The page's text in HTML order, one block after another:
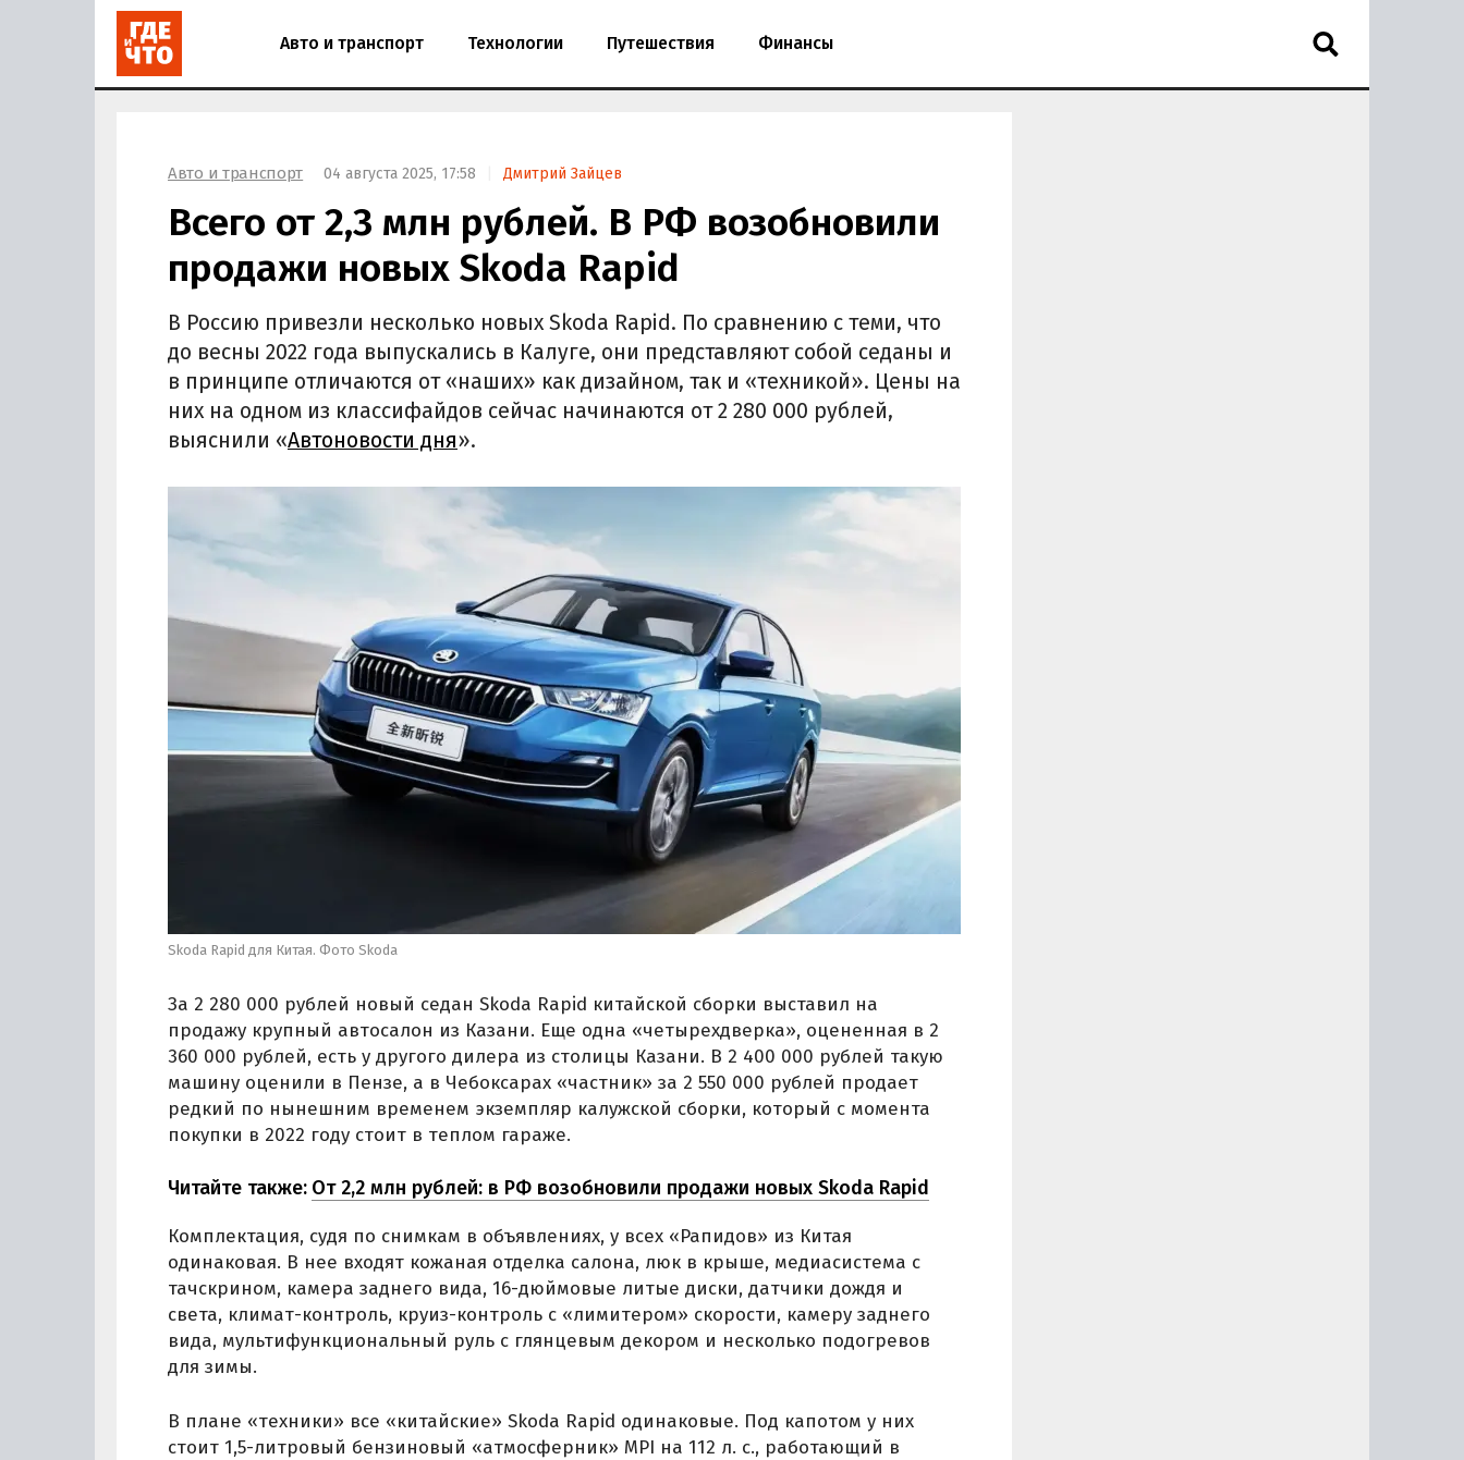
Авто и транспорт Технологии Путешествия Финансы
Авто и транспорт 04 августа 2025, 17:58 Дмитрий Зайцев
Всего от 2,3 млн рублей. В РФ возобновили
продажи новых Skoda Rapid
В Россию привезли несколько новых Skoda Rapid. По сравнению с теми, что
до весны 2022 года выпускались в Калуге, они представляют собой седаны и
в принципе отличаются от «наших» как дизайном, так и «техникой». Цены на
них на одном из классифайдов сейчас начинаются от 2 280 000 рублей,
выяснили «Автоновости дня».
Skoda Rapid для Китая. Фото Skoda
За 2 280 000 рублей новый седан Skoda Rapid китайской сборки выставил на
продажу крупный автосалон из Казани. Еще одна «четырехдверка», оцененная в 2
360 000 рублей, есть у другого дилера из столицы Казани. В 2 400 000 рублей такую
машину оценили в Пензе, а в Чебоксарах «частник» за 2 550 000 рублей продает
редкий по нынешним временем экземпляр калужской сборки, который с момента
покупки в 2022 году стоит в теплом гараже.
Читайте также: От 2,2 млн рублей: в РФ возобновили продажи новых Skoda Rapid
Комплектация, судя по снимкам в объявлениях, у всех «Рапидов» из Китая
одинаковая. В нее входят кожаная отделка салона, люк в крыше, медиасистема с
тачскрином, камера заднего вида, 16-дюймовые литые диски, датчики дождя и
света, климат-контроль, круиз-контроль с «лимитером» скорости, камеру заднего
вида, мультифункциональный руль с глянцевым декором и несколько подогревов
для зимы.
В плане «техники» все «китайские» Skoda Rapid одинаковые. Под капотом у них
стоит 1,5-литровый бензиновый «атмосферник» MPI на 112 л. с., работающий в